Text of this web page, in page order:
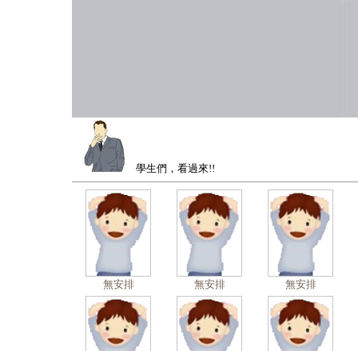
學生們，看過來!!
無安排 無安排 無安排